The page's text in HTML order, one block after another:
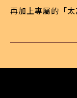
再加上專屬的「